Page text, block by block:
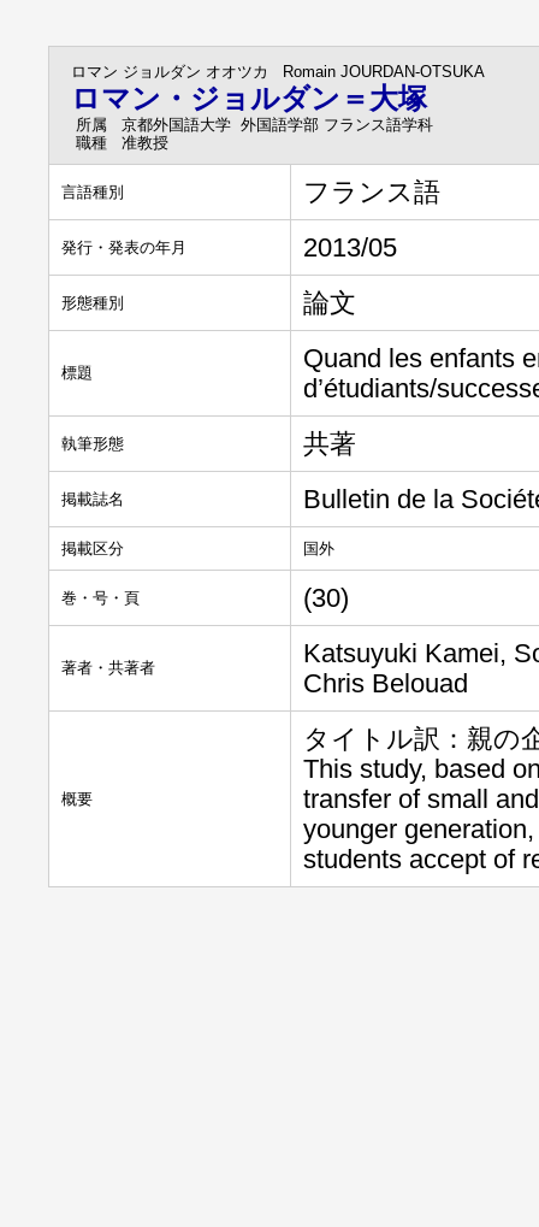
ロマン ジョルダン オオツカ Romain JOURDAN-OTSUKA
ロマン・ジョルダン＝大塚
所属
京都外国語大学 外国語学部 フランス語学科
職種
准教授
言語種別 フランス語
発行・発表の年月 2013/05
形態種別 論文
標題
Quand les enfants
d’étudiants/
執筆形態 共著
掲載誌名 Bulletin de la
掲載区分 国外
巻・号・頁 (30)
著者・共著者
Katsuyuki Kamei,
Chris Belouad
概要
タイトル訳：親の
This study, based
transfer of small
younger
students accept of